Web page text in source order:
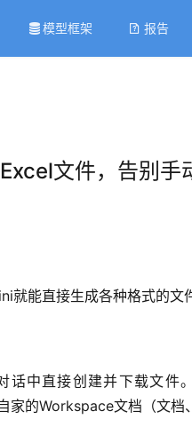
模型框架 报告
文件，告别手
能直接生成各种格式的文
中直接创建并下载文件
的Workspace文档（文档